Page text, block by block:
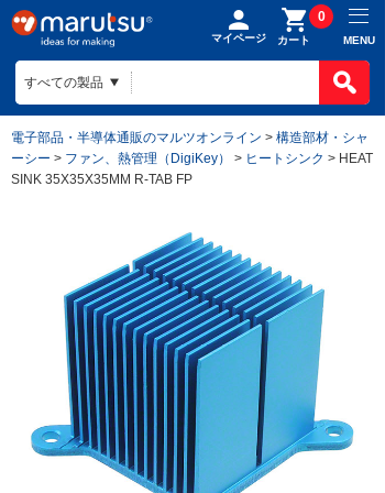
マイページ カート
0
MENU
電子部品・半導体通販のマルツオンライン > 構造部材・シャ
ーシー > ファン、熱管理（DigiKey） > ヒートシンク > HEAT
SINK 35X35X35MM R-TAB FP